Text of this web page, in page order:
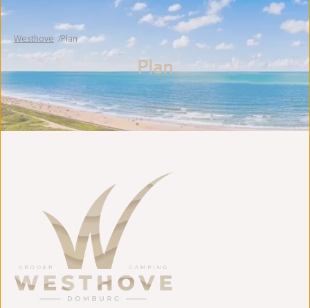
Westhove Plan
Plan